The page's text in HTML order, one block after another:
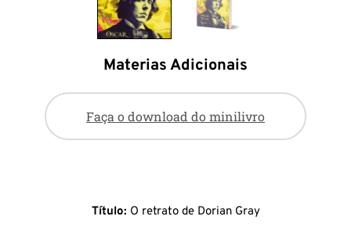
Materias Adicionais
Faça o download do minilivro
Título: O retrato de Dorian Gray